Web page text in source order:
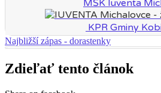
MŠK Iuventa
KPR Gminy
Najbližší zápas - dorastenky
Zdieľať tento článok